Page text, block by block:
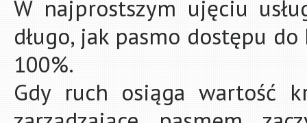
W najprostszym ujęciu
długo, jak pasmo dostępu
100%.
Gdy ruch osiąga wartość